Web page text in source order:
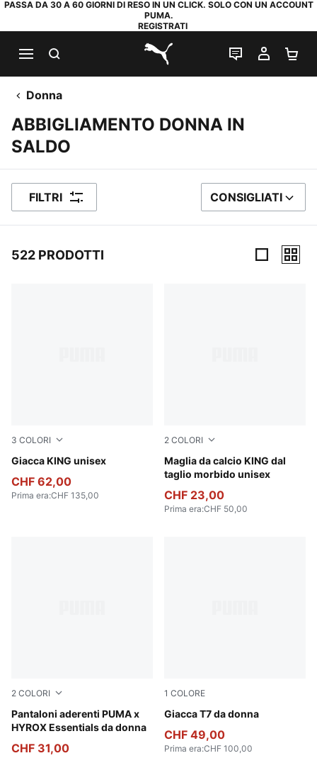
PASSA DA 30 A 60 GIORNI DI RESO IN UN CLICK. SOLO CON UN ACCOUNT
PUMA.
REGISTRATI
PUMA.com
CHAT IL MIO
Donna
ABBIGLIAMENTO DONNA IN
SALDO
FILTRI ORDINA PER
CONSIGLIATI
522 PRODOTTI
3 COLORI
Giacca KING unisex
Puma Black
CHF 62,00
Prima era:CHF 135,00
2 COLORI
Maglia da calcio KING dal
taglio morbido unisex
Puma Black
CHF 23,00
Prima era:CHF 50,00
2 COLORI
Pantaloni aderenti PUMA x
HYROX Essentials da donna
Puma Black
CHF 31,00
1 COLORE
Giacca T7 da donna
Puma Black
CHF 49,00
Prima era:CHF 100,00